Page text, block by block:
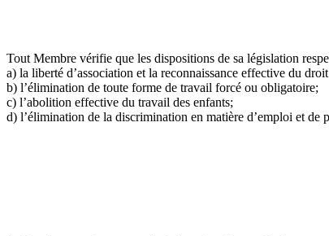
Tout Membre vérifie que les dispositions de sa législation
a) la liberté d’association et la reconnaissance effective du
b) l’élimination de toute forme de travail forcé ou obligatoire;
c) l’abolition effective du travail des enfants;
d) l’élimination de la discrimination en matière d’emploi et de